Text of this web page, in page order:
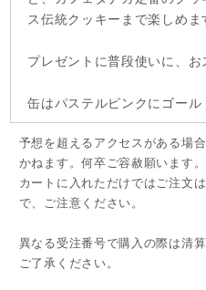
ス伝統クッキーまで楽しめま
プレゼントに普段使いに、お
缶はパステルピンクにゴール
予想を超えるアクセスがある場
かねます。何卒ご容赦願います。
カートに入れただけではご注文
で、ご注意ください。
異なる受注番号で購入の際は清
ご了承ください。